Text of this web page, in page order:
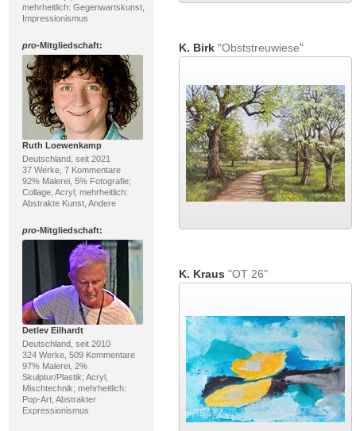
mehrheitlich: Gegenwartskunst,
Impressionismus
pro-Mitgliedschaft:
Ruth Loewenkamp
Deutschland, seit 2021
37 Werke, 7 Kommentare
92% Malerei, 5% Fotografie;
Collage, Acryl; mehrheitlich:
Abstrakte Kunst, Andere
pro-Mitgliedschaft:
Detlev Eilhardt
Deutschland, seit 2010
324 Werke, 509 Kommentare
97% Malerei, 2%
Skulptur/Plastik; Acryl,
Mischtechnik; mehrheitlich:
Pop-Art, Abstrakter
Expressionismus
K. Birk"Obststreuwiese"
K. Kraus "OT 26"